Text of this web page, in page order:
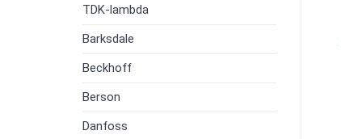
TDK-lambda
Barksdale
Beckhoff
Berson
Danfoss